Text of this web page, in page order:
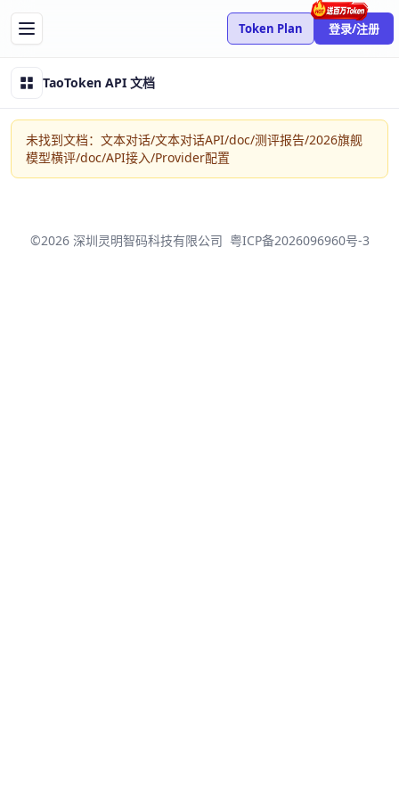
Token Plan 登录/注册
TaoToken API 文档
未找到文档：文本对话/文本对话API/doc/测评报告/2026旗舰
模型横评/doc/API接入/Provider配置
©2026 深圳灵明智码科技有限公司 粤ICP备2026096960号-3